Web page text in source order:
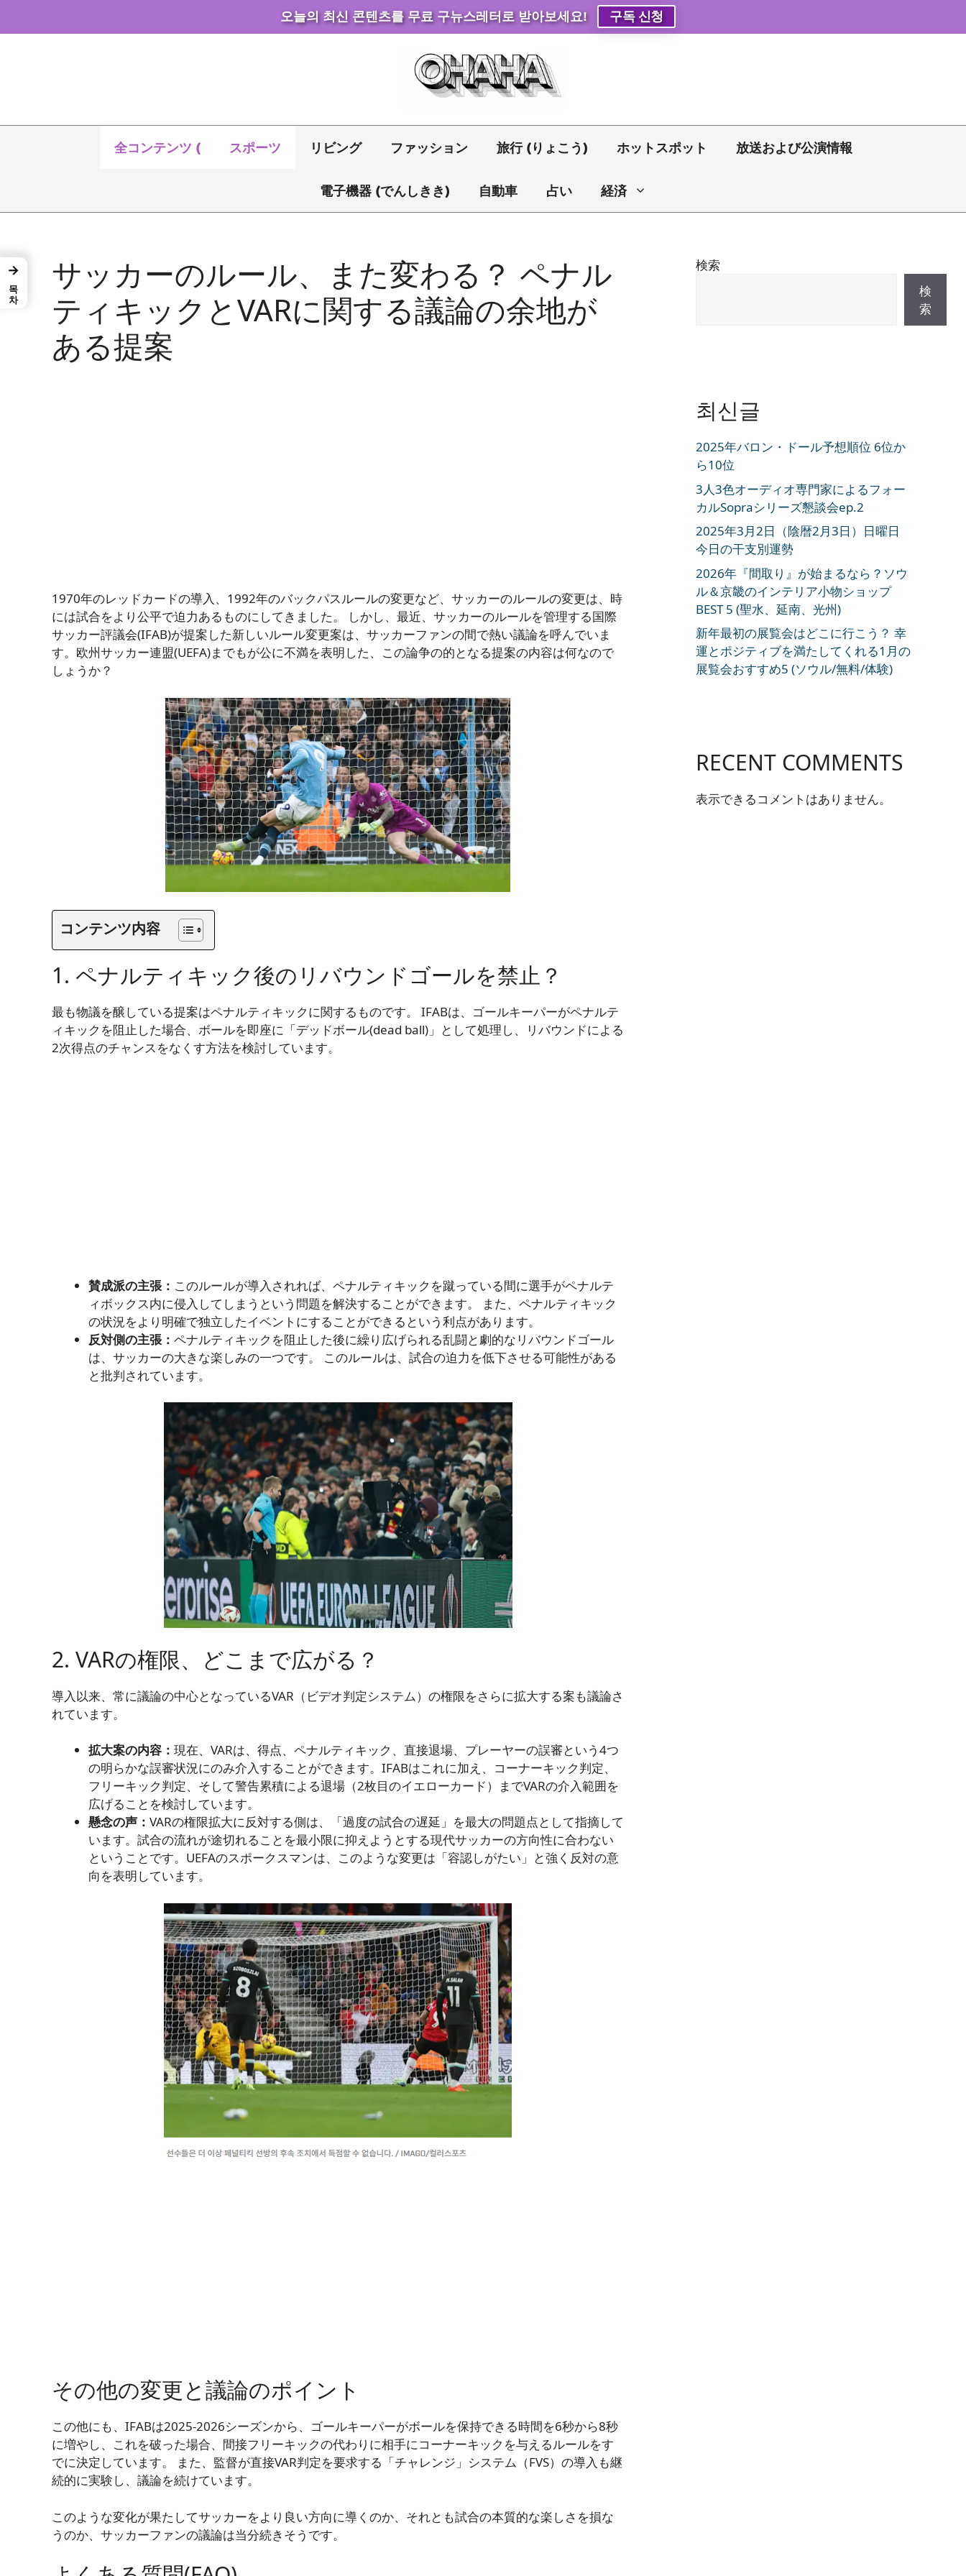
오늘의 최신 콘텐츠를 무료 구뉴스레터로 받아보세요! 구독 신청
全コンテンツ ( スポーツ リビング ファッション 旅行 (りょこう) ホットスポット 放送および公演情報
電子機器 (でんしきき) 自動車 占い 経済
サッカーのルール、また変わる？ ペナル
ティキックとVARに関する議論の余地が
ある提案
1970年のレッドカードの導入、1992年のバックパスルールの変更など、サッカーのルールの変更は、時
には試合をより公平で迫力あるものにしてきました。 しかし、最近、サッカーのルールを管理する国際
サッカー評議会(IFAB)が提案した新しいルール変更案は、サッカーファンの間で熱い議論を呼んでいま
す。欧州サッカー連盟(UEFA)までもが公に不満を表明した、この論争の的となる提案の内容は何なので
しょうか？
コンテンツ内容
1. ペナルティキック後のリバウンドゴールを禁止？
最も物議を醸している提案はペナルティキックに関するものです。 IFABは、ゴールキーパーがペナルテ
ィキックを阻止した場合、ボールを即座に「デッドボール(dead ball)」として処理し、リバウンドによる
2次得点のチャンスをなくす方法を検討しています。
賛成派の主張： このルールが導入されれば、ペナルティキックを蹴っている間に選手がペナルテ
ィボックス内に侵入してしまうという問題を解決することができます。 また、ペナルティキック
の状況をより明確で独立したイベントにすることができるという利点があります。
反対側の主張： ペナルティキックを阻止した後に繰り広げられる乱闘と劇的なリバウンドゴール
は、サッカーの大きな楽しみの一つです。 このルールは、試合の迫力を低下させる可能性がある
と批判されています。
2. VARの権限、どこまで広がる？
導入以来、常に議論の中心となっているVAR（ビデオ判定システム）の権限をさらに拡大する案も議論さ
れています。
拡大案の内容： 現在、VARは、得点、ペナルティキック、直接退場、プレーヤーの誤審という4つ
の明らかな誤審状況にのみ介入することができます。IFABはこれに加え、コーナーキック判定、
フリーキック判定、そして警告累積による退場（2枚目のイエローカード）までVARの介入範囲を
広げることを検討しています。
懸念の声： VARの権限拡大に反対する側は、「過度の試合の遅延」を最大の問題点として指摘して
います。試合の流れが途切れることを最小限に抑えようとする現代サッカーの方向性に合わない
ということです。UEFAのスポークスマンは、このような変更は「容認しがたい」と強く反対の意
向を表明しています。
その他の変更と議論のポイント
この他にも、IFABは2025-2026シーズンから、ゴールキーパーがボールを保持できる時間を6秒から8秒
に増やし、これを破った場合、間接フリーキックの代わりに相手にコーナーキックを与えるルールをす
でに決定しています。 また、監督が直接VAR判定を要求する「チャレンジ」システム（FVS）の導入も継
続的に実験し、議論を続けています。
このような変化が果たしてサッカーをより良い方向に導くのか、それとも試合の本質的な楽しさを損な
うのか、サッカーファンの議論は当分続きそうです。
検索
検
索
최신글
2025年バロン・ドール予想順位 6位か
ら10位
3人3色オーディオ専門家によるフォー
カルSopraシリーズ懇談会ep.2
2025年3月2日（陰暦2月3日）日曜日
今日の干支別運勢
2026年『間取り』が始まるなら？ソウ
ル＆京畿のインテリア小物ショップ
BEST 5 (聖水、延南、光州)
新年最初の展覧会はどこに行こう？ 幸
運とポジティブを満たしてくれる1月の
展覧会おすすめ5 (ソウル/無料/体験)
RECENT COMMENTS
表示できるコメントはありません。
→
목차